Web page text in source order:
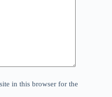
in this browser for the